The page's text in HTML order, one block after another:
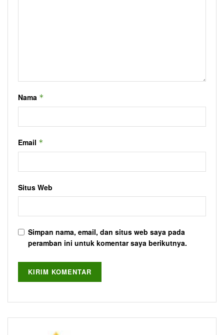
Nama *
Email *
Situs Web
Simpan nama, email, dan situs web saya pada
peramban ini untuk komentar saya berikutnya.